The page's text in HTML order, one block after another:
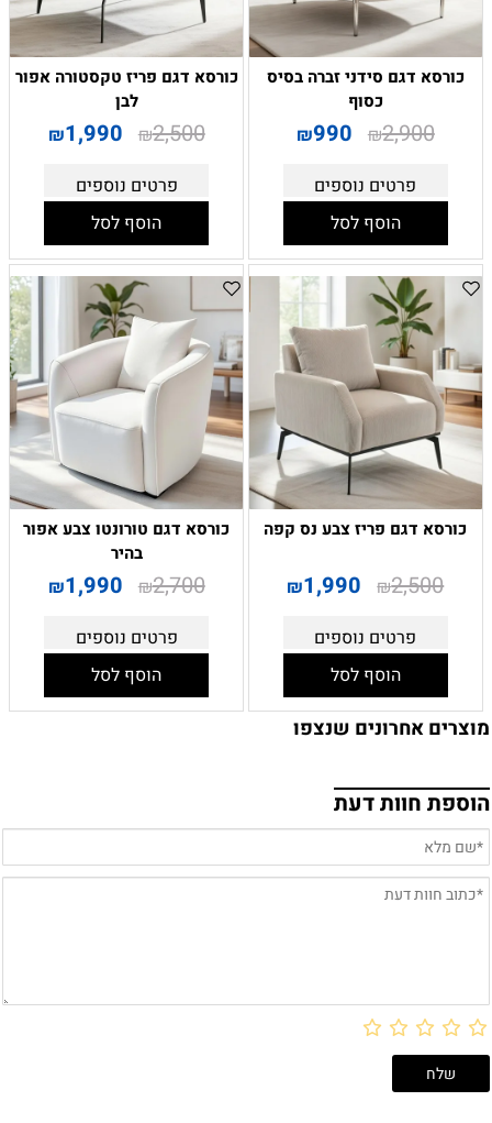
כורסא דגם סידני זברה בסיס
כסוף
₪2,900
₪990
פרטים נוספים
הוסף לסל
כורסא דגם פריז טקסטורה אפור
לבן
₪2,500
₪1,990
פרטים נוספים
הוסף לסל
כורסא דגם פריז צבע נס קפה
₪2,500
₪1,990
פרטים נוספים
הוסף לסל
כורסא דגם טורונטו צבע אפור
בהיר
₪2,700
₪1,990
פרטים נוספים
הוסף לסל
מוצרים אחרונים שנצפו
הוספת חוות דעת